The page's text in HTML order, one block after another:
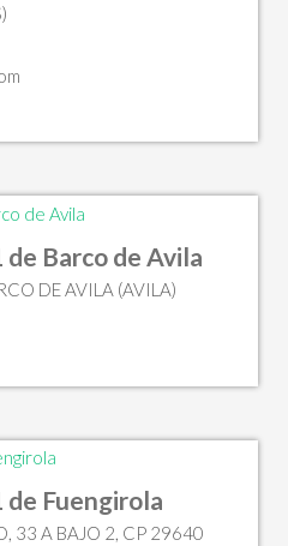
Barco de Avila
DE AVILA (AVILA)
Fuengirola
33 A BAJO 2, CP 29640